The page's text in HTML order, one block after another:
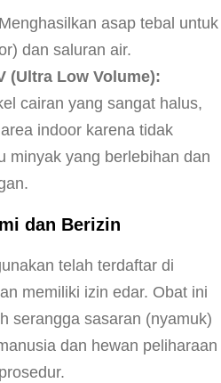
Menghasilkan asap tebal untuk
dan saluran air.
(Ultra Low Volume):
cairan yang sangat halus,
indoor karena tidak
minyak yang berlebihan dan
dan Berizin
telah terdaftar di
memiliki izin edar. Obat ini
serangga sasaran (nyamuk)
dan hewan peliharaan